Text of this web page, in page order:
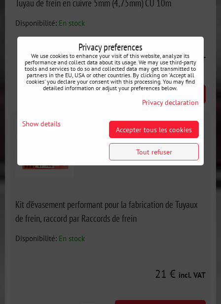
Tuyau de frein en cuivre 5mm (4,75mm) CU 10m
Disponibilité: En stock
39 €incl. VAT
AJOUTER AU PANIER
Kit d'évasement performant pour la fabrication de Tuyaux
de frein, raccord par Raccords de frein
Disponibilité: En stock
21 € incl. VAT
Privacy preferences
We use cookies to enhance your visit of this website, analyze its
performance and collect data about its usage. We may use third-party
tools and services to do so and collected data may get transmitted to
partners in the EU, USA or other countries. By clicking on 'Accept all
cookies' you declare your consent with this processing. You may find
detailed information or adjust your preferences below.
Privacy declaration
Show details
Accepter tous les cookies
Tout refuser